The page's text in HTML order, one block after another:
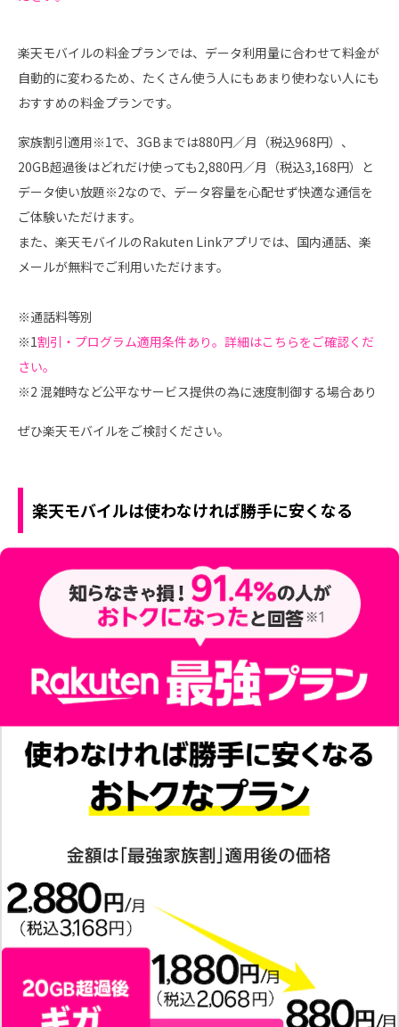
楽天モバイルの料金プランでは、データ利用量に合わせて料金が
自動的に変わるため、たくさん使う人にもあまり使わない人にも
おすすめの料金プランです。
家族割引適用※1で、3GBまでは880円／月（税込968円）、
20GB超過後はどれだけ使っても2,880円／月（税込3,168円）と
データ使い放題※2なので、データ容量を心配せず快適な通信を
ご体験いただけます。
また、楽天モバイルのRakuten Linkアプリでは、国内通話、楽
メールが無料でご利用いただけます。
※通話料等別
※1割引・プログラム適用条件あり。詳細はこちらをご確認くだ
さい。
※2 混雑時など公平なサービス提供の為に速度制御する場合あり
ぜひ楽天モバイルをご検討ください。
楽天モバイルは使わなければ勝手に安くなる